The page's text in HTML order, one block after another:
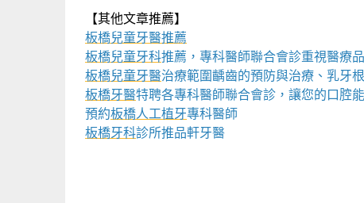
【其他文章推薦】
板橋兒童牙醫推薦
板橋兒童牙科推薦，專科醫師聯合會診重視醫療
板橋兒童牙醫治療範圍齲齒的預防與治療、乳牙
板橋牙醫特聘各專科醫師聯合會診，讓您的口腔
預約板橋人工植牙專科醫師
板橋牙科診所推品軒牙醫